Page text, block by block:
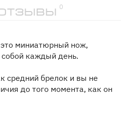
0
миниатюрный нож,
каждый день.
средний брелок и вы не
до того момента, как он